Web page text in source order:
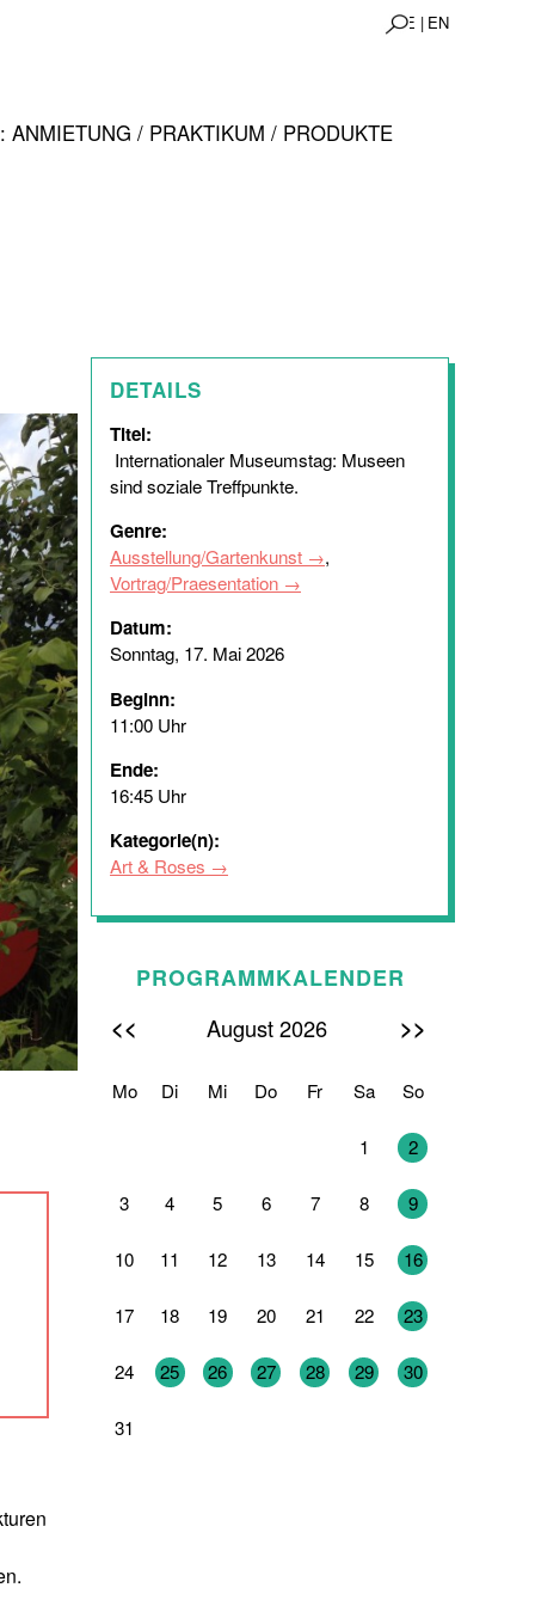
DE | EN
ANMIETUNG / PRAKTIKUM / PRODUKTE
DETAILS
Titel:
Internationaler Museumstag: Museen
sind soziale Treffpunkte.
Genre:
Ausstellung/Gartenkunst
,
Vortrag/Praesentation
Datum:
Sonntag, 17. Mai 2026
Beginn:
11:00 Uhr
Ende:
16:45 Uhr
Kategorie(n):
Art & Roses
PROGRAMMKALENDER
<< August 2026 >>
Mo Di Mi Do Fr Sa So
1 2
3 4 5 6 7 8 9
10 11 12 13 14 15 16
17 18 19 20 21 22 23
24 25 26 27 28 29 30
31